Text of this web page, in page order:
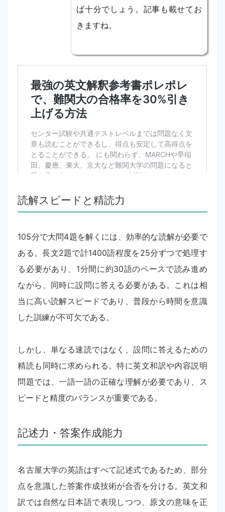
ば十分でしょう。記事も載せてお
きますね。
読解スピードと精読力
105分で大問4題を解くには、効率的な読解が必要で
ある。長文2題で計1400語程度を25分ずつで処理す
る必要があり、1分間に約30語のペースで読み進め
ながら、同時に設問に答える必要がある。これは相
当に高い読解スピードであり、普段から時間を意識
した訓練が不可欠である。
しかし、単なる速読ではなく、設問に答えるための
精読も同時に求められる。特に英文和訳や内容説明
問題では、一語一語の正確な理解が必要であり、ス
ピードと精度のバランスが重要である。
記述力・答案作成能力
名古屋大学の英語はすべて記述式であるため、部分
点を意識した答案作成技術が合否を分ける。英文和
訳では自然な日本語で表現しつつ、原文の意味を正